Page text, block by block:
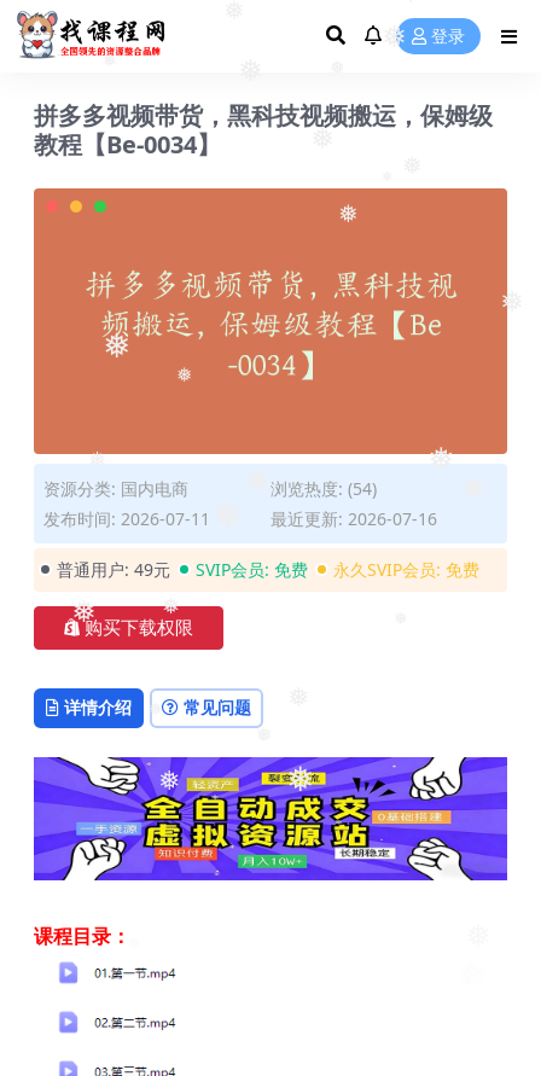
❅
❅
❅
❅
❅
❅
❅
❅
❅
❅
❅
❅
❅
❅
❅
登录
拼多多视频带货，黑科技视频搬运，保姆级
教程【Be-0034】
资源分类: 国内电商
浏览热度: (54)
发布时间: 2026-07-11
最近更新: 2026-07-16
普通用户: 49元 SVIP会员: 免费 永久SVIP会员: 免费
购买下载权限
详情介绍 常见问题
课程目录：